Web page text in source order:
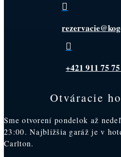


+421 911 75
Otváracie
Sme otvorení pondelok až
23:00. Najbližšia garáž je v
Carlton.